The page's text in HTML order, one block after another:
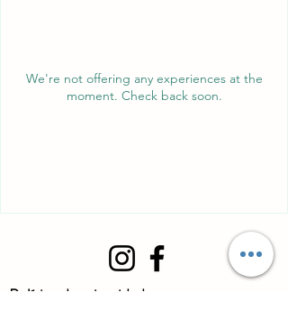
We're not offering any experiences at the
moment. Check back soon.
Política de privacidade